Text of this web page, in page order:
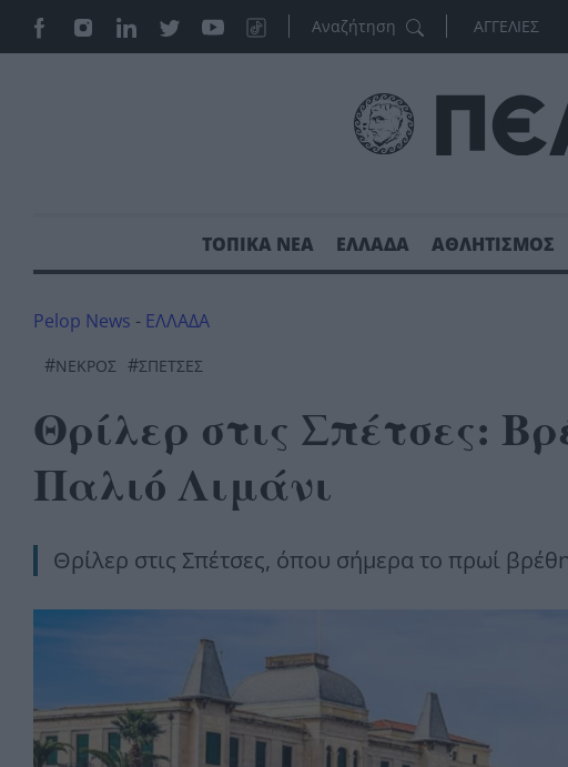
ΑΓΓΕΛΙΕΣ
ΤΟΠΙΚΑ ΝΕΑ ΕΛΛΑΔΑ ΑΘΛΗΤΙΣΜΟΣ
Pelop News - ΕΛΛΑΔΑ
#ΝΕΚΡΟΣ #ΣΠΈΤΣΕΣ
Θρίλερ στις Σπέτσες:
Παλιό Λιμάνι
Θρίλερ στις Σπέτσες, όπου σήμερα το πρωί